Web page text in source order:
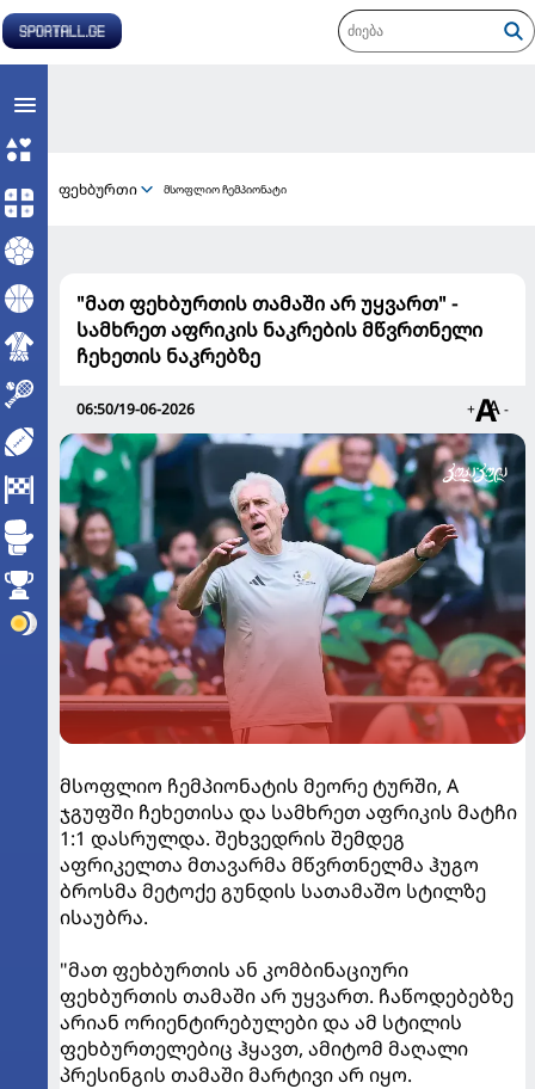
ფეხბურთი მსოფლიო ჩემპიონატი
"მათ ფეხბურთის თამაში არ უყვართ" -
სამხრეთ აფრიკის ნაკრების მწვრთნელი
ჩეხეთის ნაკრებზე
06:50/19-06-2026 + -
მსოფლიო ჩემპიონატის მეორე ტურში, A
ჯგუფში ჩეხეთისა და სამხრეთ აფრიკის მატჩი
1:1 დასრულდა. შეხვედრის შემდეგ
აფრიკელთა მთავარმა მწვრთნელმა ჰუგო
ბროსმა მეტოქე გუნდის სათამაშო სტილზე
ისაუბრა.
"მათ ფეხბურთის ან კომბინაციური
ფეხბურთის თამაში არ უყვართ. ჩაწოდებებზე
არიან ორიენტირებულები და ამ სტილის
ფეხბურთელებიც ჰყავთ, ამიტომ მაღალი
პრესინგის თამაში მარტივი არ იყო.